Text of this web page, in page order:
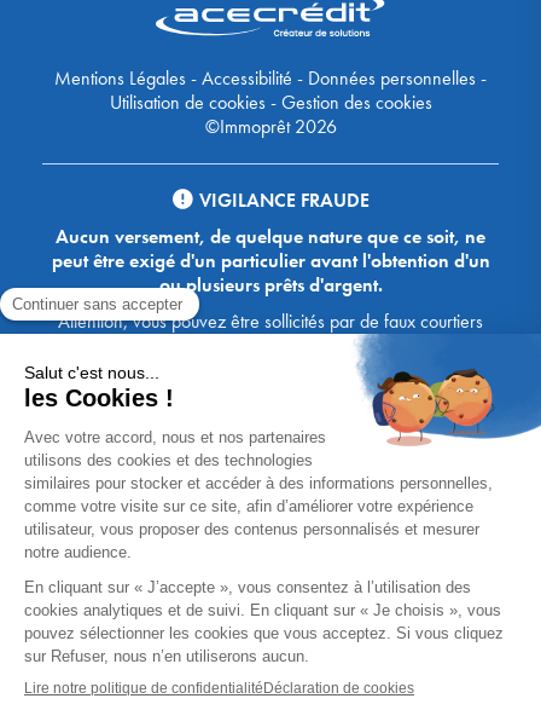
Mentions Légales-Accessibilité - Données personnelles-
Utilisation de cookies-Gestion des cookies
©Immoprêt 2026
VIGILANCE FRAUDE
Aucun versement, de quelque nature que ce soit, ne
peut être exigé d'un particulier avant l'obtention d'un
ou plusieurs prêts d'argent.
Attention, vous pouvez être sollicités par de faux courtiers
Ace Crédit / Immoprêt, qui vous proposent de bénéficier de
crédits, en vous demandant de transmettre des documents,
des fonds, des coordonnées bancaires, etc. Soyez vigilants :
Immoprêt ne demande jamais à ses clients de virer sur ses
comptes des sommes prêtées par les banques, à l'exception
des honoraires des agences. Les courtiers Ace Crédit /
Immoprêt vous écrivent toujours d'une adresse mail
xxxx@acecredit.fr ou xxxx@immopret.fr.
* Taux fixe national hors assurance, pouvant varier selon votre région et
dossier. Exemple représentatif pour un montant emprunté de 200 000 €.
Taux débiteur fixe de 2.85 % et TAEG fixe (hors frais) de 3.21 % (taux
assurance emprunteur de 0,36%) sur 15 ans. 180 mensualités de
1 426,78 € (dont 60,00 € d'assurance). Coût total du crédit (hors frais) :
56 820,53 €. Montant total dû (hors frais) : 256 820,53 €.